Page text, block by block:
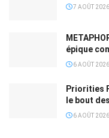
7 AOÛT 2026
épique
6 AOÛT 2026
Priorities
le bout
6 AOÛT 2026